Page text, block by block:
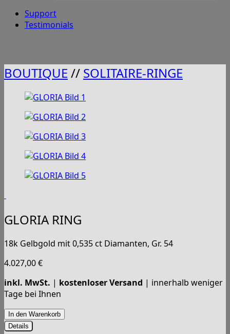
Support
Testimonials
BOUTIQUE // SOLITAIRE-RINGE
GLORIA RING
18k Gelbgold mit 0,535 ct Diamanten, Gr. 54
4.027,00€
inkl. MwSt. | kostenloser Versand | innerhalb weniger
Tage bei Ihnen
Details